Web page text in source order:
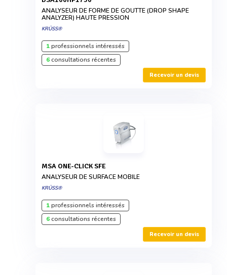
ANALYSEUR DE FORME DE GOUTTE (DROP SHAPE
ANALYZER) HAUTE PRESSION
KRÜSS®
1professionnels intéressés
6consultations récentes
Recevoir un devis
MSA ONE-CLICK SFE
ANALYSEUR DE SURFACE MOBILE
KRÜSS®
1professionnels intéressés
6consultations récentes
Recevoir un devis